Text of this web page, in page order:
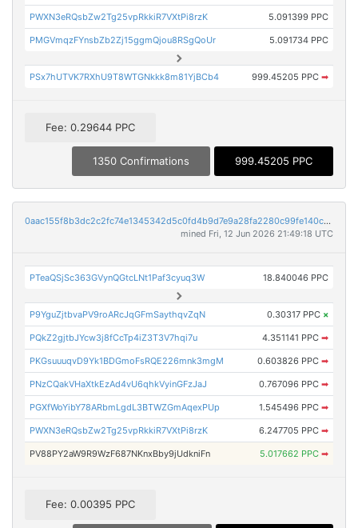
PWXN3eRQsbZw2Tg25vpRkkiR7VXtPi8rzK 5.091399 PPC
PMGVmqzFYnsbZb2Zj15ggmQjou8RSgQoUr 5.091734 PPC
PSx7hUTVK7RXhU9T8WTGNkkk8m81YjBCb4 999.45205 PPC ➡
Fee: 0.29644 PPC
1350 Confirmations 999.45205 PPC
0aac155f8b3dc2c2fc74e1345342d5c0fd4b9d7e9a28fa2280c99fe140c2f105
mined Fri, 12 Jun 2026 21:49:18 UTC
PTeaQSjSc363GVynQGtcLNt1Paf3cyuq3W 18.840046 PPC
P9YguZjtbvaPV9roARcJqGFmSaythqvZqN 0.30317 PPC ×
PQkZ2gjtbJYcw3j8fCcTp4iZ3T3V7hqi7u 4.351141 PPC ➡
PKGsuuuqvD9Yk1BDGmoFsRQE226mnk3mgM 0.603826 PPC ➡
PNzCQakVHaXtkEzAd4vU6qhkVyinGFzJaJ 0.767096 PPC ➡
PGXfWoYibY78ARbmLgdL3BTWZGmAqexPUp 1.545496 PPC ➡
PWXN3eRQsbZw2Tg25vpRkkiR7VXtPi8rzK 6.247705 PPC ➡
PV88PY2aW9R9WzF687NKnxBby9jUdkniFn 5.017662 PPC ➡
Fee: 0.00395 PPC